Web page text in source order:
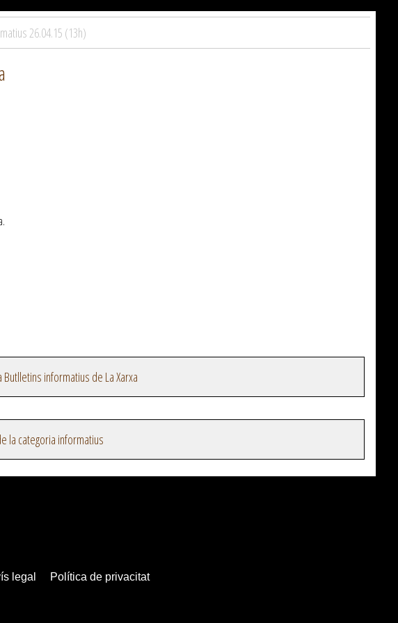
26.04.15 (13h)
informatius de La Xarxa
la categoria informatius
legal Política de privacitat